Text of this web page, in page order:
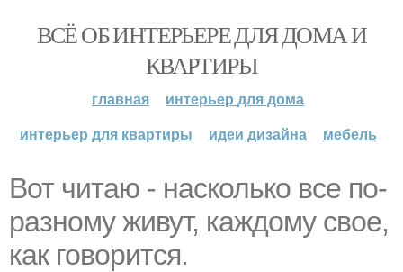
ВСЁ ОБ ИНТЕРЬЕРЕ ДЛЯ ДОМА И
КВАРТИРЫ
главная
интерьер для дома
интерьер для квартиры
идеи дизайна мебель
Вот читаю - насколько все по-
разному живут, каждому свое,
как говорится.